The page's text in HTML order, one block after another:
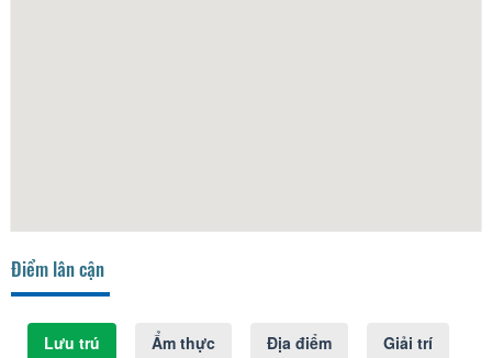
Điểm lân cận
Lưu trú Ẩm thực Địa điểm Giải trí